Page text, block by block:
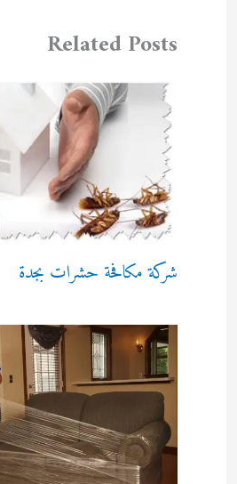
Related Posts
شركة مكافحة حشرات بجدة